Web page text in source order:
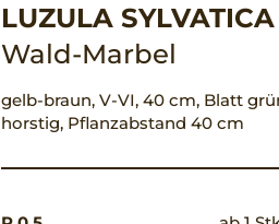
LUZULA SYLVATICA
Wald-Marbel
gelb-braun, V-VI, 40 cm, Blatt
horstig, Pflanzabstand 40 cm